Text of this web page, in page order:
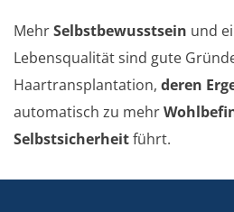
MehrSelbstbewusstsein und
Lebensqualität sind gute
Haartransplantation, deren
automatisch zu mehr
Selbstsicherheitführt.